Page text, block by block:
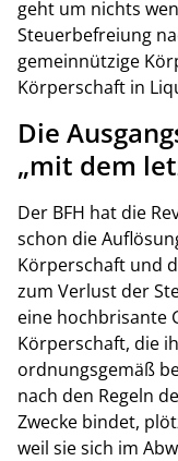
geht um nichts
Steuerbefreiung
gemeinnützige
Körperschaft in
Die
„mit dem
Der BFH hat die
schon die
Körperschaft und
zum Verlust der
eine hochbrisante
Körperschaft, die
ordnungsgemäß
nach den Regeln
Zwecke bindet,
weil sie sich im